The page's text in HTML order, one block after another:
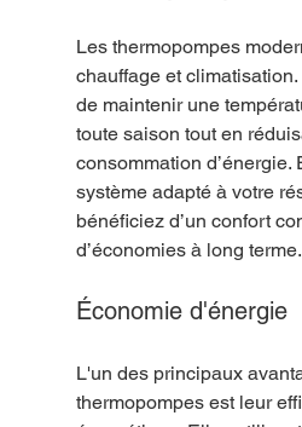
Les thermopompes
chauffage et
de maintenir une
toute saison tout en
consommation d’énergie.
système adapté à votre
bénéficiez d’un confort
d’économies à long terme.
Économie d'énergie
L'un des principaux
thermopompes est leur